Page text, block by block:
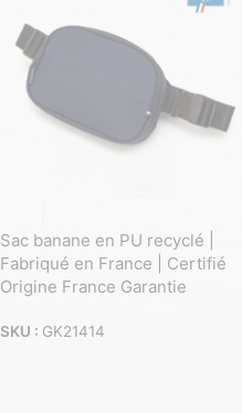
Sac banane en PU recyclé |
Fabriqué en France | Certifié
Origine France Garantie
SKU : GK21414